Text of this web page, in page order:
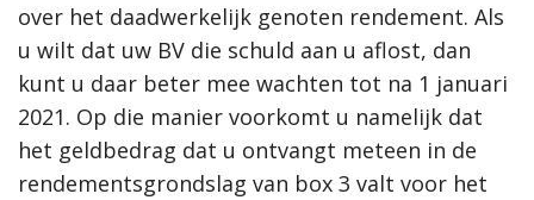
over het daadwerkelijk genoten rendement. Als
u wilt dat uw BV die schuld aan u aflost, dan
kunt u daar beter mee wachten tot na 1 januari
2021. Op die manier voorkomt u namelijk dat
het geldbedrag dat u ontvangt meteen in de
rendementsgrondslag van box 3 valt voor het